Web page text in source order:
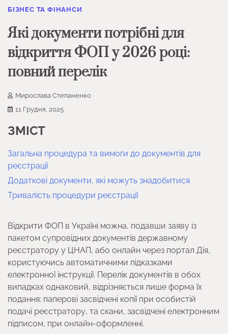
БІЗНЕС ТА ФІНАНСИ
Які документи потрібні для
відкриття ФОП у 2026 році:
повний перелік
Мирослава Степаненко
11 Грудня, 2025
ЗМІСТ
Загальна процедура та вимоги до документів для
реєстрації
Додаткові документи, які можуть знадобитися
Тривалість процедури реєстрації
Відкрити ФОП в Україні можна, подавши заяву із
пакетом супровідних документів державному
реєстратору у ЦНАП, або онлайн через портал Дія,
користуючись автоматичними підказками
електронної інструкції. Перелік документів в обох
випадках однаковий, відрізняється лише форма їх
подання: паперові засвідчені копії при особистій
подачі реєстратору, та скани, засвідчені електронним
підписом, при онлайн-оформленні.